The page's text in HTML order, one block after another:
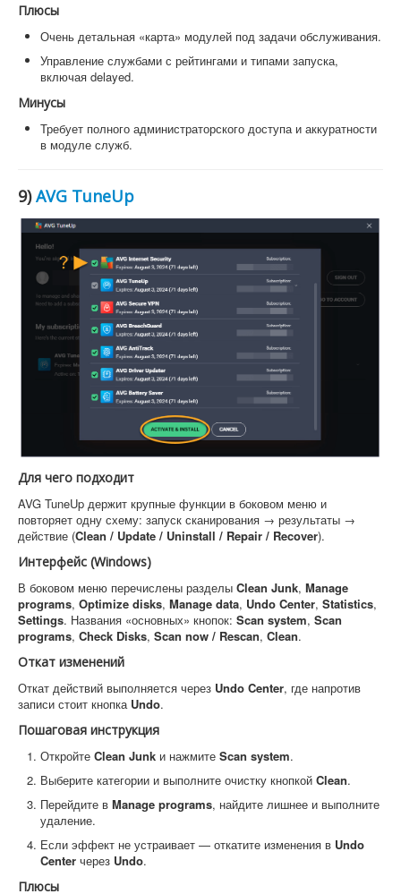
Плюсы
Очень детальная «карта» модулей под задачи обслуживания.
Управление службами с рейтингами и типами запуска,
включая delayed.
Минусы
Требует полного администраторского доступа и аккуратности
в модуле служб.
9)AVG TuneUp
Для чего подходит
AVG TuneUp держит крупные функции в боковом меню и
повторяет одну схему: запуск сканирования → результаты →
действие (Clean / Update / Uninstall / Repair / Recover).
Интерфейс (Windows)
В боковом меню перечислены разделы Clean Junk, Manage
programs, Optimize disks, Manage data, Undo Center, Statistics,
Settings. Названия «основных» кнопок: Scan system, Scan
programs, Check Disks, Scan now / Rescan, Clean.
Откат изменений
Откат действий выполняется через Undo Center, где напротив
записи стоит кнопка Undo.
Пошаговая инструкция
Откройте Clean Junk и нажмите Scan system.
Выберите категории и выполните очистку кнопкой Clean.
Перейдите в Manage programs, найдите лишнее и выполните
удаление.
Если эффект не устраивает — откатите изменения в Undo
Center через Undo.
Плюсы